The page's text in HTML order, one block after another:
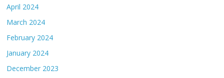
April 2024
March 2024
February 2024
January 2024
December 2023